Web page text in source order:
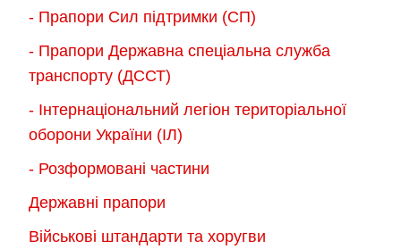
- Прапори Сил підтримки (СП)
- Прапори Державна спеціальна служба
транспорту (ДССТ)
- Інтернаціональний легіон територіальної
оборони України (ІЛ)
- Розформовані частини
Державні прапори
Військові штандарти та хоругви